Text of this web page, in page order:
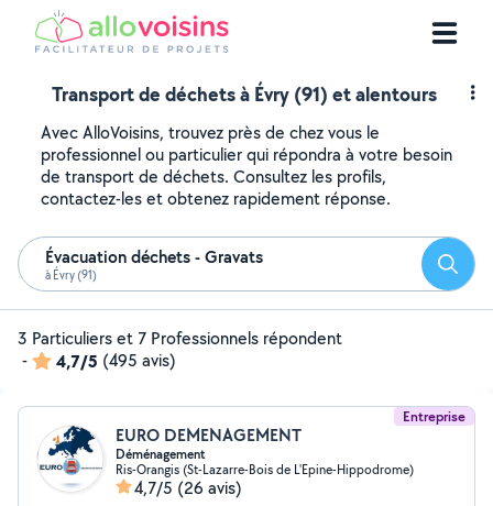
Transport de déchets à Évry (91) et alentours
Avec AlloVoisins, trouvez près de chez vous le
professionnel ou particulier qui répondra à votre besoin
de transport de déchets. Consultez les profils,
contactez-les et obtenez rapidement réponse.
Évacuation déchets - Gravats
à Évry (91)
3 Particuliers et 7 Professionnels répondent
-
4,7/5 (495 avis)
Entreprise
EURO DEMENAGEMENT
Déménagement
Ris-Orangis (St-Lazarre-Bois de L'Epine-Hippodrome)
4,7/5 (26 avis)